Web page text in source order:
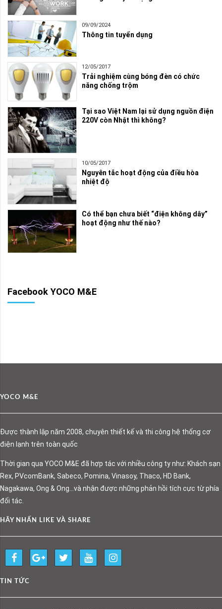
09/09/2024
Thông tin tuyển dụng
12/05/2017
Trải nghiệm cùng bóng đèn có chức
năng chống trộm
Tại sao Việt Nam lại sử dụng nguồn điện
220V còn Nhật thì không?
10/05/2017
Nguyên tắc hoạt động của điều hòa
nhiệt độ
Có thể bạn chưa biết “điện không dây”
hoạt động như thế nào?
Facebook YOCO M&E
YOCO M&E
Được thành lập năm 2008, chuyên thiết kế và thi công hệ thống cơ
điện lạnh trên toàn quốc
Thời gian qua YOCO M&E đã hợp tác với nhiều công ty như: Khách sạn
Rex, PVcomBank, Sabeco, Pomina, Vinasoy, Thaco, HD Bank,
Nagakawa, Ong & Ong…và nhận được những phản hồi tích cực từ phía
đối tác.
HÃY NHẤN LIKE VÀ SHARE
TIN TỨC